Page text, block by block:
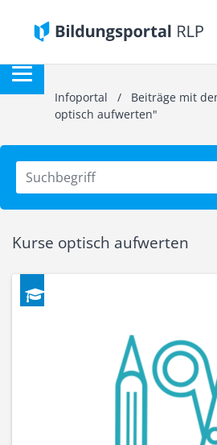
Infoportal / Beiträge mit
optisch aufwerten"
Kurse optisch aufwerten